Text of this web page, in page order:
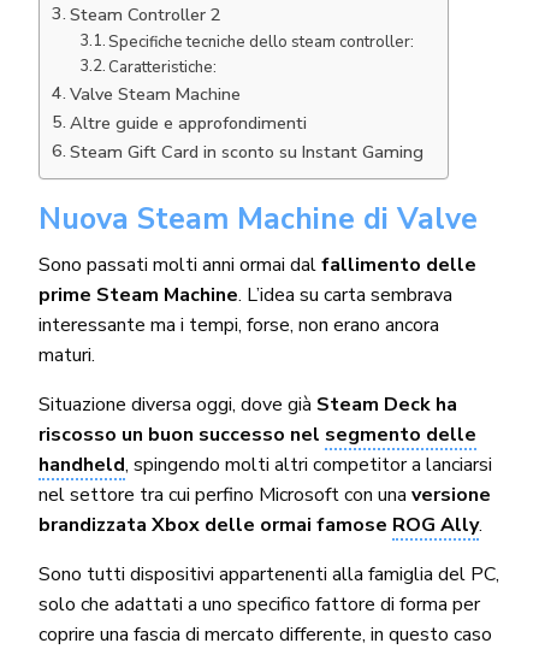
Steam Controller 2
Specifiche tecniche dello steam controller:
Caratteristiche:
Valve Steam Machine
Altre guide e approfondimenti
Steam Gift Card in sconto su Instant Gaming
Nuova Steam Machine di Valve
Sono passati molti anni ormai dalfallimento delle
prime Steam Machine. L’idea su carta sembrava
interessante ma i tempi, forse, non erano ancora
maturi.
Situazione diversa oggi, dove già Steam Deck ha
riscosso un buon successo nel segmento delle
handheld, spingendo molti altri competitor a lanciarsi
nel settore tra cui perfino Microsoft con unaversione
brandizzata Xbox delle ormai famose ROG Ally.
Sono tutti dispositivi appartenenti alla famiglia del PC,
solo che adattati a uno specifico fattore di forma per
coprire una fascia di mercato differente, in questo caso